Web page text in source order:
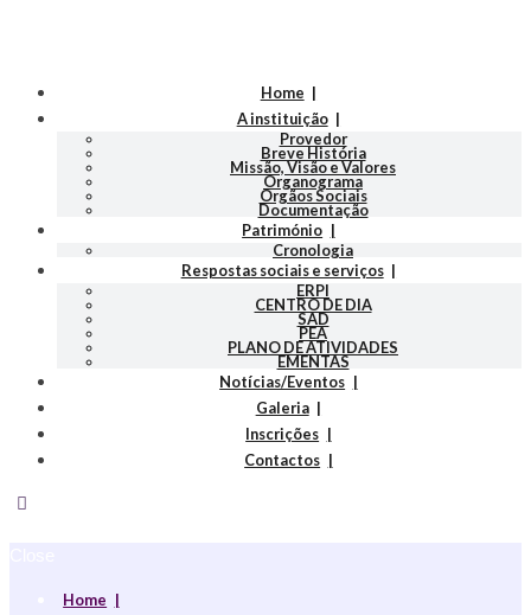
Home
A instituição
Provedor
Breve História
Missão, Visão e Valores
Organograma
Orgãos Sociais
Documentação
Património
Cronologia
Respostas sociais e serviços
ERPI
CENTRO DE DIA
SAD
PEA
PLANO DE ATIVIDADES
EMENTAS
Notícias/Eventos
Galeria
Inscrições
Contactos
Home